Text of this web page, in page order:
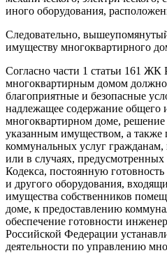
иного оборудования,
Следовательно,
имуществу многоквартирного
Согласно части 1 статьи 161
многоквартирным домом должно
благоприятные и безопасные
надлежащее содержание общего
многоквартирном доме, решение
указанным имуществом, а также
коммунальных услуг
или в случаях, предусмотренных
Кодекса, постоянную
и другого оборудования,
имущества собственников
доме, к предоставлению
обеспечение готовности
Российской Федерации
деятельности по управлению